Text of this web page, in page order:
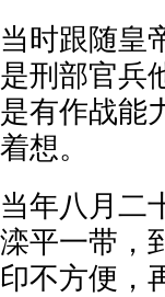
当时跟随皇
是刑部官兵
是有作战能
着想。
当年八月二
滦平一带，
印不方便，